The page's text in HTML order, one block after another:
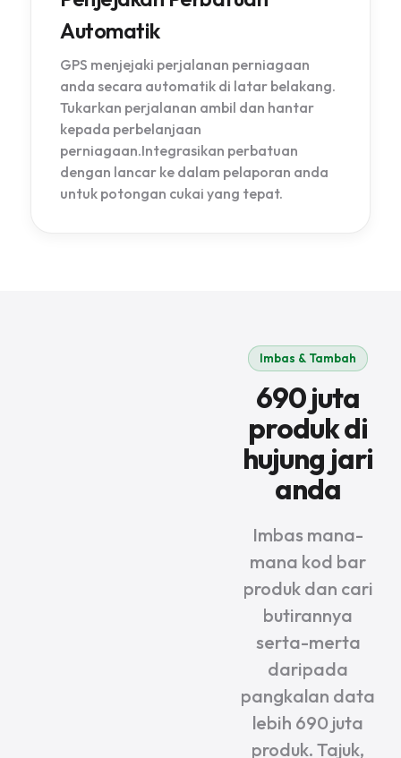
Automatik
GPS menjejaki perjalanan perniagaan
anda secara automatik di latar belakang.
Tukarkan perjalanan ambil dan hantar
kepada perbelanjaan
perniagaan.Integrasikan perbatuan
dengan lancar ke dalam pelaporan anda
untuk potongan cukai yang tepat.
Imbas & Tambah
690 juta
produk di
hujung jari
anda
Imbas mana-
mana kod bar
produk dan cari
butirannya
serta-merta
daripada
pangkalan data
lebih 690 juta
produk. Tajuk,